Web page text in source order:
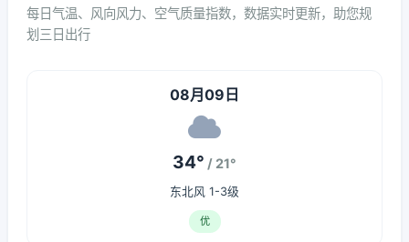
每日气温、风向风力、空气质量指数，数据实时更新，助您规
划三日出行
08月09日
34° / 21°
东北风 1-3级
优